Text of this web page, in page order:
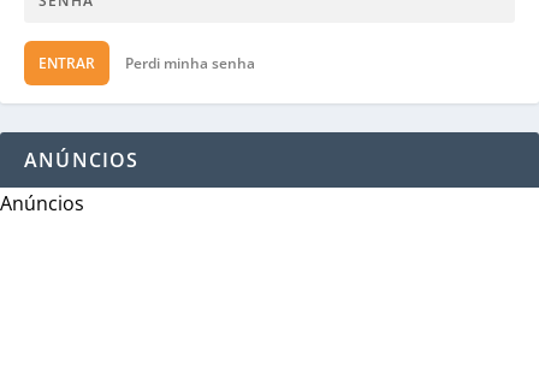
ENTRAR Perdi minha senha
ANÚNCIOS
Anúncios